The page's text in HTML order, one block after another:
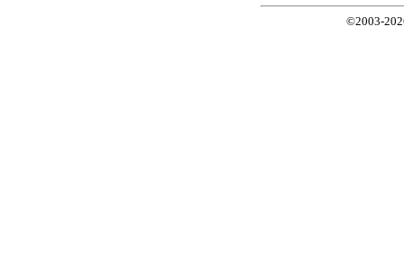
©2003-